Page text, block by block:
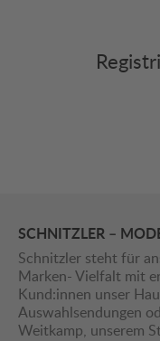
SCHNITZLER –
Schnitzler steht für
Marken- Vielfalt mit
Kund:innen unser
Auswahlsendungen
Weitkamp, unserem